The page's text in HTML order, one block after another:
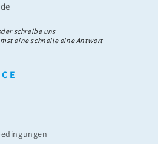
schreibe uns
eine schnelle eine Antwort
E